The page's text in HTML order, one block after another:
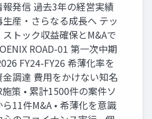
発信 過去3年の経営実績
産・さらなる成長へ テッ
トック収益確保とM&Aで
ROAD-01 第一次中期
FY24-FY26 希薄化率を
調達 費用をかけない知名
策 • 累計1500件の案件ソ
11件M&A • 希薄化を意識